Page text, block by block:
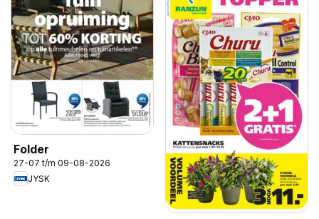
Folder
27-07 t/m 09-08-2026
JYSK